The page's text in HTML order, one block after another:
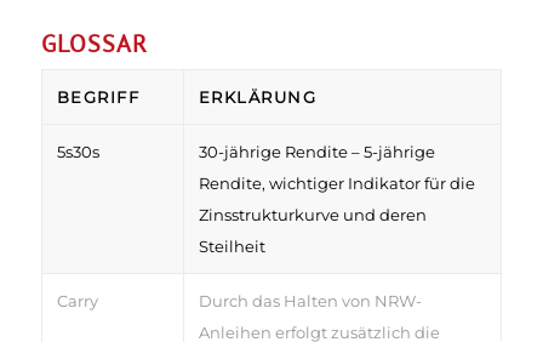
GLOSSAR
BEGRIFF ERKLÄRUNG
5s30s
30-jährige Rendite – 5-jährige
Rendite, wichtiger Indikator für die
Zinsstrukturkurve und deren
Steilheit
Carry
Durch das Halten von NRW-
Anleihen erfolgt zusätzlich die